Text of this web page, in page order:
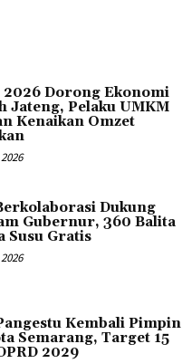
2026 Dorong Ekonomi
Jateng, Pelaku UMKM
Kenaikan Omzet
Dukung
Gubernur, 360 Balita
Susu Gratis
Kembali Pimpin
Semarang, Target 15
2029